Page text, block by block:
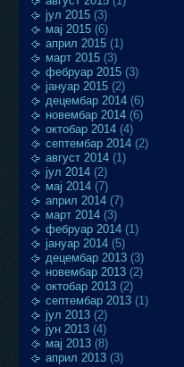
јул 2015 (3)
мај 2015 (6)
април 2015 (1)
март 2015 (3)
фебруар 2015 (3)
јануар 2015 (2)
децембар 2014 (6)
новембар 2014 (6)
октобар 2014 (4)
септембар 2014 (2)
август 2014 (1)
јул 2014 (2)
мај 2014 (7)
април 2014 (7)
март 2014 (3)
фебруар 2014 (1)
јануар 2014 (5)
децембар 2013 (3)
новембар 2013 (2)
октобар 2013 (2)
септембар 2013 (1)
јул 2013 (2)
јун 2013 (4)
мај 2013 (8)
април 2013 (3)